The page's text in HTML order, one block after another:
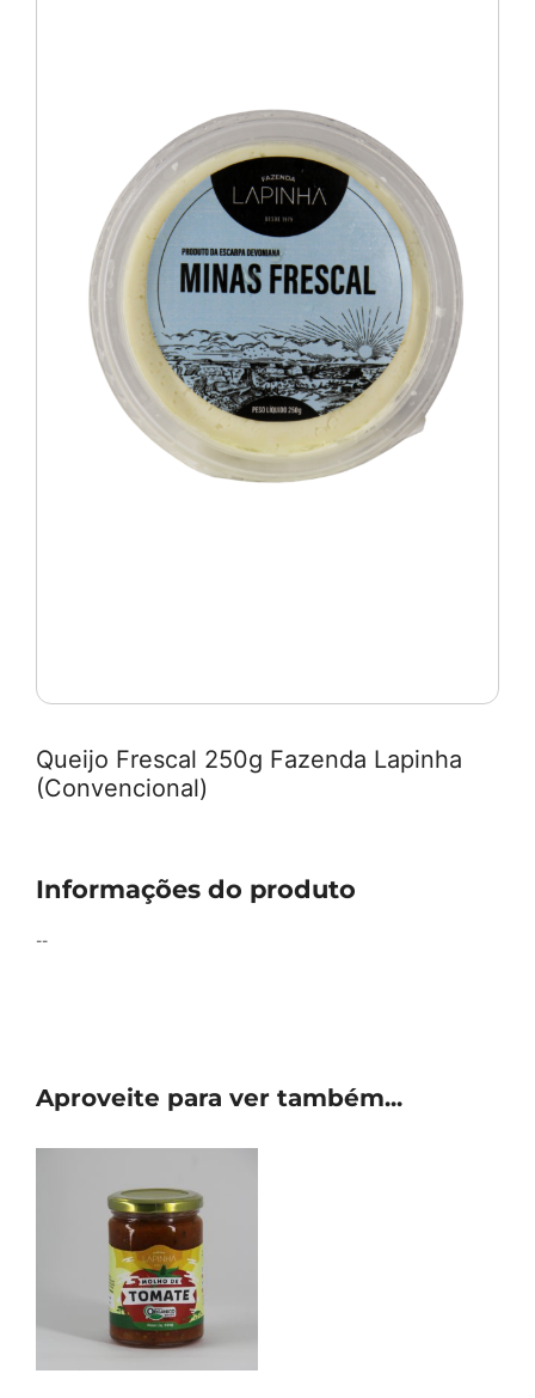
Queijo Frescal 250g Fazenda Lapinha
(Convencional)
Informações do produto
--
Aproveite para ver também...